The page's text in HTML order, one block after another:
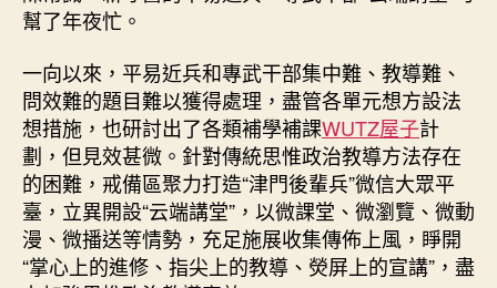
幫了年夜忙。
一向以來，平易近兵和專武干部集中難、教導難、
問效難的題目難以獲得處理，盡管各單元想方設法
想措施，也研討出了各類補學補課WUTZ屋子計
劃，但見效甚微。針對傳統思惟政治教導方法存在
的困難，戒備區聚力打造“津門後輩兵”微信大眾平
臺，立異開設“云端講堂”，以微課堂、微瀏覽、微動
漫、微播送等情勢，充足施展收集傳佈上風，睜開
“掌心上的進修、指尖上的教導、熒屏上的宣講”，盡